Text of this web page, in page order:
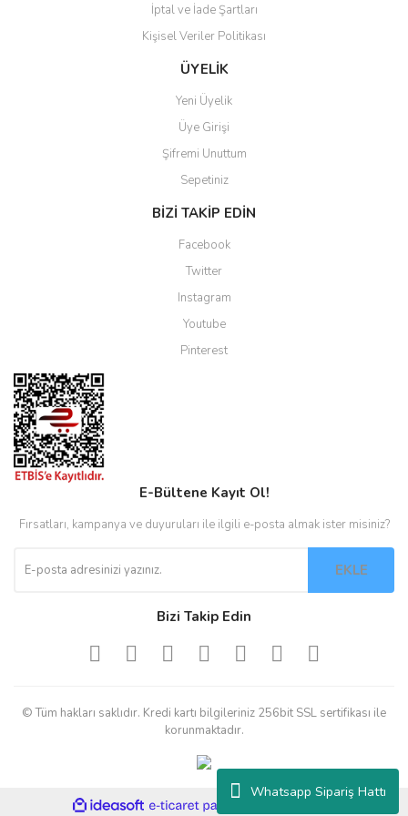
Whatsapp Sipariş Hattı
Gönder
İptal ve İade Şartları
Kişisel Veriler Politikası
ÜYELİK
Yeni Üyelik
Üye Girişi
Şifremi Unuttum
Sepetiniz
BİZİ TAKİP EDİN
Facebook
Twitter
Instagram
Youtube
Pinterest
E-Bültene Kayıt Ol!
Fırsatları, kampanya ve duyuruları ile ilgili e-posta almak ister misiniz?
EKLE
Bizi Takip Edin
© Tüm hakları saklıdır. Kredi kartı bilgileriniz 256bit SSL sertifikası ile
korunmaktadır.
ideasoft